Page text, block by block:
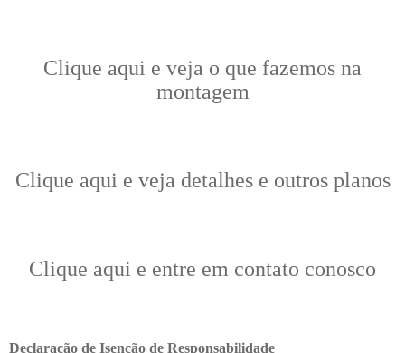
Clique aqui e veja o que fazemos na
montagem
Clique aqui e veja detalhes e outros planos
Clique aqui e entre em contato conosco
Declaração de Isenção de Responsabilidade